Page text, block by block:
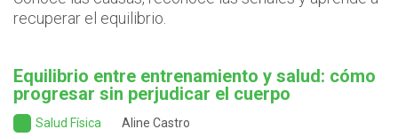
recuperar el equilibrio.
Equilibrio entre entrenamiento y salud: cómo
progresar sin perjudicar el cuerpo
Salud Física Aline Castro